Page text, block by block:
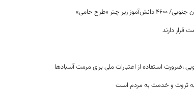
«طرح حامی»
استفاده از اعتبارات ملی برای مرمت آسبادها
ثروت و خدمت به مردم است